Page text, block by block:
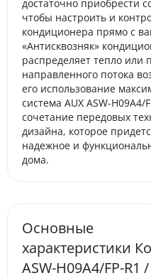
достаточно приобрести
чтобы настроить и
кондиционера прямо с
«Антисквозняк»
распределяет тепло или
направленного потока
его использование
система AUX ASW-H09A4/
сочетание передовых
дизайна, которое
надежное и
дома.
Основные
характеристики
ASW-H09A4/FP-R1